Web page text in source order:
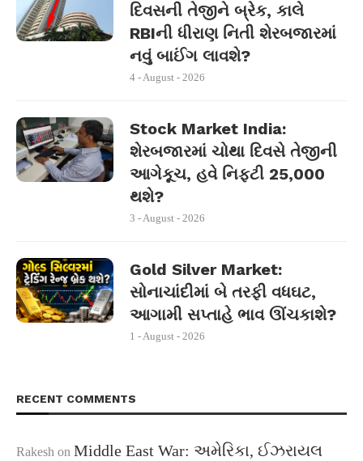
દિવસની તેજીને બ્રેક, કાલે
RBIની ધીરાણ નિતી શેરબજારમાં
નવું બાઈંગ લાવશે?
4 - August - 2026
Stock Market India:
શેરબજારમાં ચોથા દિવસે તેજીની
આગેકૂચ, હવે નિફ્ટી 25,000
થશે?
3 - August - 2026
Gold Silver Market:
સોનાચાંદીમાં બે તરફી વધઘટ,
આગામી સપ્તાહે ભાવ ઊંચકાશે?
1 - August - 2026
RECENT COMMENTS
Rakesh on Middle East War: અમેરિકા, ઈઝરાયલ